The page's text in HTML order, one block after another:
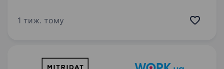
навики монтування та зйомки). Умови роботи:
1 тиж. тому